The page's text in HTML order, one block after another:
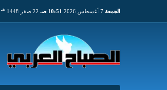
الجمعة 10:51 صـ 22 صفر 1448 هـ